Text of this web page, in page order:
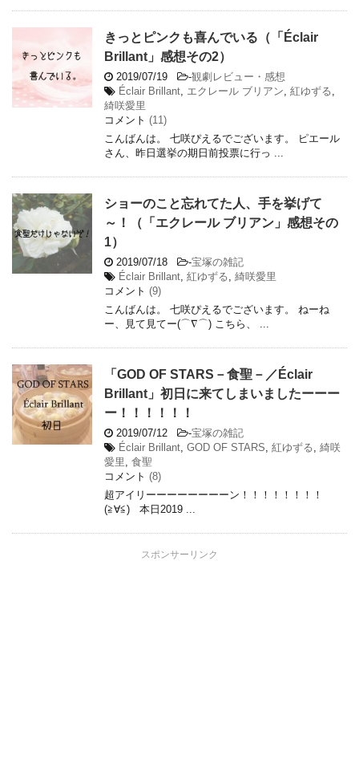
きっとピンクも喜んでいる（「Éclair
Brillant」感想その2）
2019/07/19 -観劇レビュー・感想
Éclair Brillant, エクレール ブリアン, 紅ゆずる,
綺咲愛里
コメント (11)
こんばんは。 七咲ぴえるでございます。 ピエール
さん、昨日選挙の期日前投票に行っ ...
ショーのこと忘れてた人、手を挙げて
～！（「エクレール ブリアン」感想その
1）
2019/07/18 -宝塚の雑記
Éclair Brillant, 紅ゆずる, 綺咲愛里
コメント (9)
こんばんは。 七咲ぴえるでございます。 ねーね
ー、見て見てー(⌒∇⌒) こちら、 ...
「GOD OF STARS－食聖－／Éclair
Brillant」初日に来てしまいましたーーー
ー！！！！！！
2019/07/12 -宝塚の雑記
Éclair Brillant, GOD OF STARS, 紅ゆずる, 綺咲
愛里 , 食聖
コメント (8)
超アイリーーーーーーーーン！！！！！！！！
(≧∀≦) 本日2019 ...
スポンサーリンク